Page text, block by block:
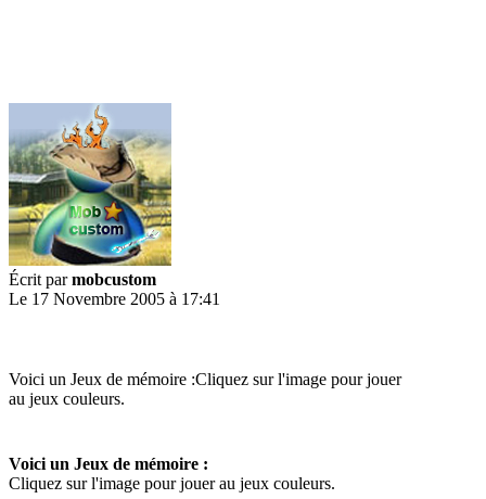
Écrit parmobcustom
Le 17 Novembre 2005 à 17:41
Voici un Jeux de mémoire :Cliquez sur l'image pour jouer
au jeux couleurs.
Voici un Jeux de mémoire :
Cliquez sur l'image pour jouer au jeux couleurs.